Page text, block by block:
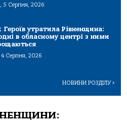
5 Серпня, 2026
Героїв утратила Рівненщина:
в обласному центрі з ними
4 Серпня, 2026
НОВИНИ РОЗДІЛУ>